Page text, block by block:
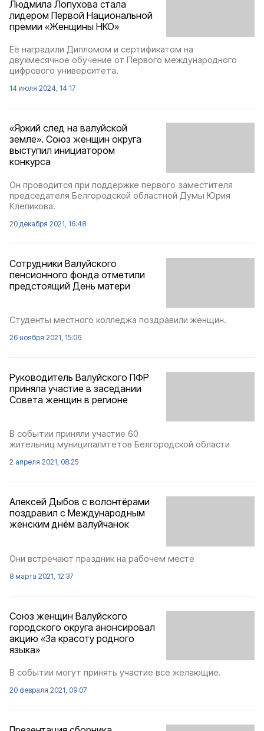
Людмила Лопухова стала
лидером Первой Национальной
премии «Женщины НКО»
Её наградили Дипломом и сертификатом на
двухмесячное обучение от Первого международного
цифрового университета.
14 июля 2024, 14:17
«Яркий след на валуйской
земле». Союз женщин округа
выступил инициатором
конкурса
Он проводится при поддержке первого заместителя
председателя Белгородской областной Думы Юрия
Клепикова.
20 декабря 2021, 16:48
Сотрудники Валуйского
пенсионного фонда отметили
предстоящий День матери
Студенты местного колледжа поздравили женщин.
26 ноября 2021, 15:06
Руководитель Валуйского ПФР
приняла участие в заседании
Совета женщин в регионе
В событии приняли участие 60
жительниц муниципалитетов Белгородской области
2 апреля 2021, 08:25
Алексей Дыбов с волонтёрами
поздравил с Международным
женским днём валуйчанок
Они встречают праздник на рабочем месте
8 марта 2021, 12:37
Союз женщин Валуйского
городского округа анонсировал
акцию «За красоту родного
языка»
В событии могут принять участие все желающие.
20 февраля 2021, 09:07